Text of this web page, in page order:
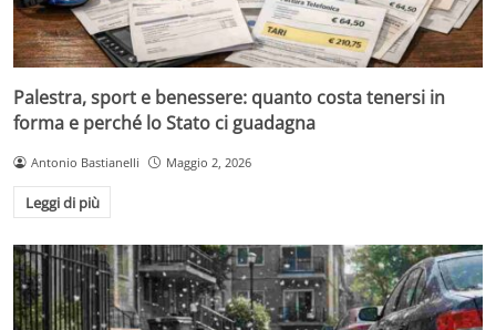
Palestra, sport e benessere: quanto costa tenersi in
forma e perché lo Stato ci guadagna
Antonio Bastianelli Maggio 2, 2026
Leggi di più